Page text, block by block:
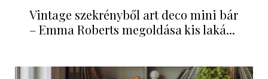
Vintage szekrényből art deco mini bár
– Emma Roberts megoldása kis laká...